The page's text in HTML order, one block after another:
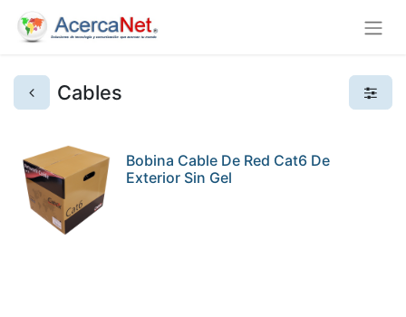
Cables
Bobina Cable De Red Cat6 De
Exterior Sin Gel